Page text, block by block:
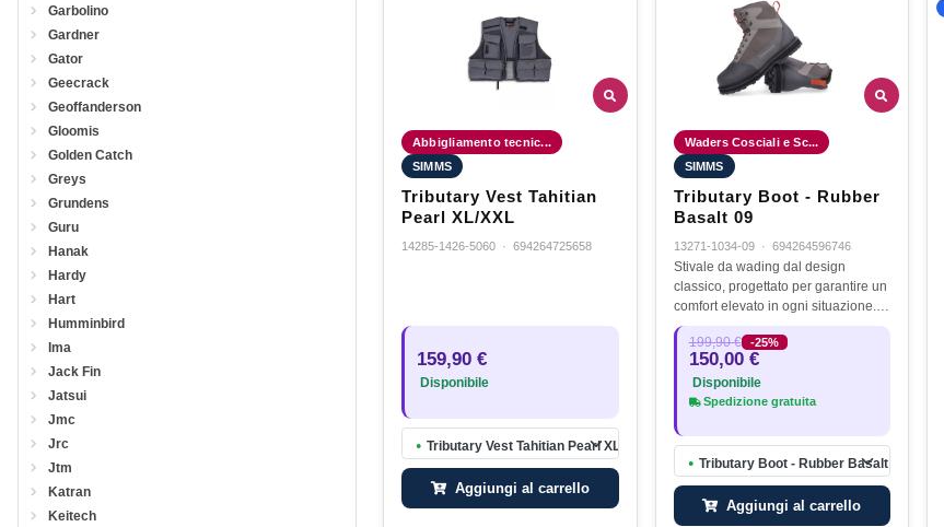
Garbolino
Gardner
Gator
Geecrack
Geoffanderson
Gloomis
Golden Catch
Greys
Grundens
Guru
Hanak
Hardy
Hart
Humminbird
Ima
Jack Fin
Jatsui
Jmc
Jrc
Jtm
Katran
Keitech
Abbigliamento tecnic...
SIMMS
Tributary Vest Tahitian
Pearl XL/XXL
14285-1426-5060 · 694264725658
159,90 €
Disponibile
● Tributary Vest Tahitian Pearl XL/XXL
Aggiungi al carrello
Waders Cosciali e Sc...
SIMMS
Tributary Boot - Rubber
Basalt 09
13271-1034-09 · 694264596746
Stivale da wading dal design
classico, progettato per garantire un
comfort elevato in ogni situazione.
Offre struttura robusta, supporto
ottimale e una trazione affidabile,
ideali per affrontare con…
199,90 € -25%
150,00 €
Disponibile
Spedizione gratuita
● Tributary Boot - Rubber Basalt 09
Aggiungi al carrello